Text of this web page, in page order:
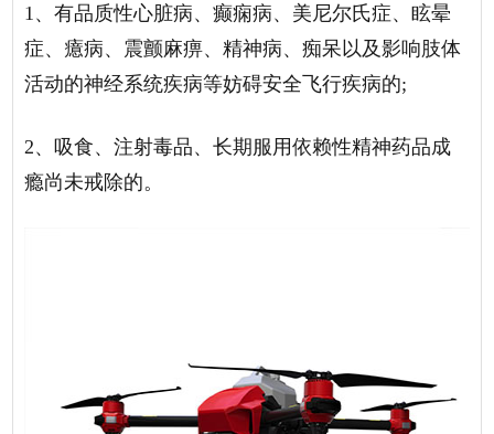
1、有品质性心脏病、癫痫病、美尼尔氏症、眩晕
症、癔病、震颤麻痹、精神病、痴呆以及影响肢体
活动的神经系统疾病等妨碍安全飞行疾病的;
2、吸食、注射毒品、长期服用依赖性精神药品成
瘾尚未戒除的。